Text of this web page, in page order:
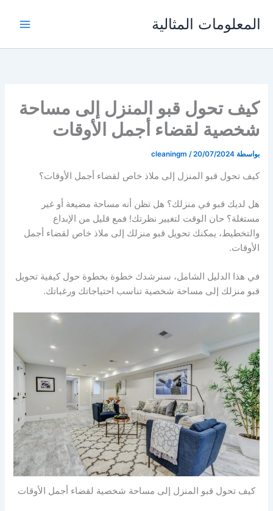
المعلومات المثالية
كيف تحول قبو المنزل إلى مساحة
شخصية لقضاء أجمل الأوقات
بواسطة cleaningm /20/07/2024
كيف تحول قبو المنزل إلى ملاذ خاص لقضاء أجمل الأوقات؟
هل لديك قبو في منزلك؟ هل تظن أنه مساحة مضيعة أو غير
مستغلة؟ حان الوقت لتغيير نظرتك! فمع قليل من الإبداع
والتخطيط، يمكنك تحويل قبو منزلك إلى ملاذ خاص لقضاء أجمل
الأوقات.
في هذا الدليل الشامل، سنرشدك خطوة بخطوة حول كيفية تحويل
قبو منزلك إلى مساحة شخصية تناسب احتياجاتك ورغباتك.
كيف تحول قبو المنزل إلى مساحة شخصية لقضاء أجمل الأوقات